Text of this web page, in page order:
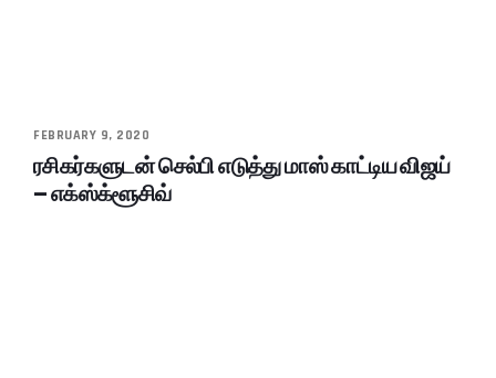
FEBRUARY 9, 2020
ரசிகர்களுடன் செல்பி எடுத்து மாஸ் காட்டிய விஜய்
– எக்ஸ்க்ளூசிவ்